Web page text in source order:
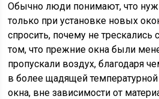
Обычно люди понимают, что
только при установке новых
спросить, почему не
том, что прежние окна были
пропускали воздух, благодаря
в более щадящей
окна, вне зависимости от